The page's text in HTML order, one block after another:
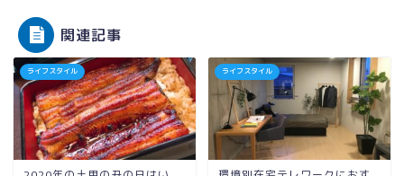
関連記事
ライフスタイル ライフスタイル